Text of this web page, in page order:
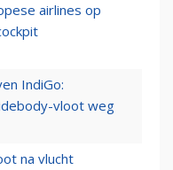
airlines op
IndiGo:
vloot weg
na vlucht